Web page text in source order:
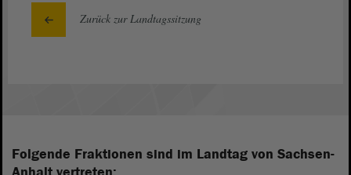
Zurück zur Landtagssitzung
Folgende Fraktionen sind im Landtag von Sachsen-